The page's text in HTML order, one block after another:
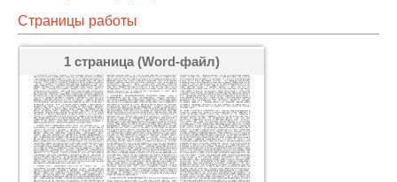
Страницы работы
1 страница (Word-файл)